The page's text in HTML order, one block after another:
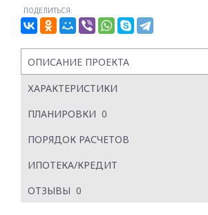
ПОДЕЛИТЬСЯ:
ОПИСАНИЕ ПРОЕКТА
ХАРАКТЕРИСТИКИ
ПЛАНИРОВКИ 0
ПОРЯДОК РАСЧЕТОВ
ИПОТЕКА/КРЕДИТ
ОТЗЫВЫ 0